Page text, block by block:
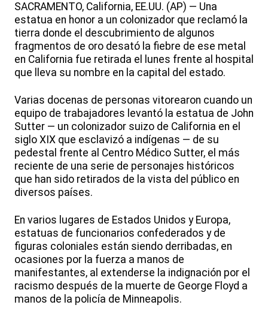
SACRAMENTO, California, EE.UU. (AP) — Una
estatua en honor a un colonizador que reclamó la
tierra donde el descubrimiento de algunos
fragmentos de oro desató la fiebre de ese metal
en California fue retirada el lunes frente al hospital
que lleva su nombre en la capital del estado.
Varias docenas de personas vitorearon cuando un
equipo de trabajadores levantó la estatua de John
Sutter — un colonizador suizo de California en el
siglo XIX que esclavizó a indígenas — de su
pedestal frente al Centro Médico Sutter, el más
reciente de una serie de personajes históricos
que han sido retirados de la vista del público en
diversos países.
En varios lugares de Estados Unidos y Europa,
estatuas de funcionarios confederados y de
figuras coloniales están siendo derribadas, en
ocasiones por la fuerza a manos de
manifestantes, al extenderse la indignación por el
racismo después de la muerte de George Floyd a
manos de la policía de Minneapolis.